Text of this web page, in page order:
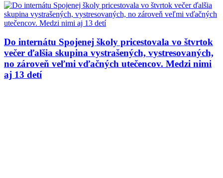
Do internátu Spojenej školy pricestovala vo štvrtok
večer ďalšia skupina vystrašených, vystresovaných,
no zároveň veľmi vďačných utečencov. Medzi nimi
aj 13 detí